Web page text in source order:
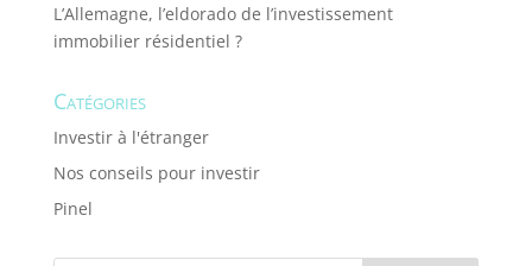
L’Allemagne, l’eldorado de l’investissement
immobilier résidentiel ?
Catégories
Investir à l'étranger
Nos conseils pour investir
Pinel